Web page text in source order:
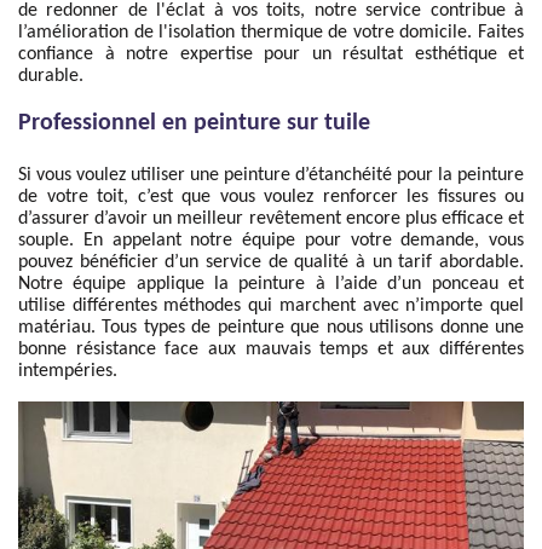
de redonner de l'éclat à vos toits, notre service contribue à
l’amélioration de l'isolation thermique de votre domicile. Faites
confiance à notre expertise pour un résultat esthétique et
durable.
Professionnel en peinture sur tuile
Si vous voulez utiliser une peinture d’étanchéité pour la peinture
de votre toit, c’est que vous voulez renforcer les fissures ou
d’assurer d’avoir un meilleur revêtement encore plus efficace et
souple. En appelant notre équipe pour votre demande, vous
pouvez bénéficier d’un service de qualité à un tarif abordable.
Notre équipe applique la peinture à l’aide d’un ponceau et
utilise différentes méthodes qui marchent avec n’importe quel
matériau. Tous types de peinture que nous utilisons donne une
bonne résistance face aux mauvais temps et aux différentes
intempéries.